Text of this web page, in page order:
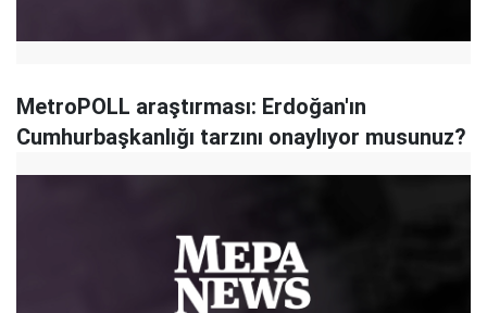
MetroPOLL araştırması: Erdoğan'ın
Cumhurbaşkanlığı tarzını onaylıyor musunuz?